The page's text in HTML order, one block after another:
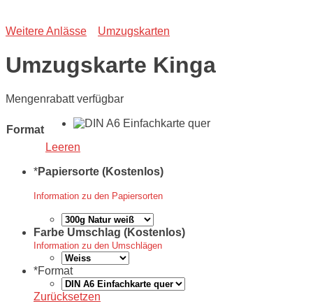
Weitere Anlässe Umzugskarten
Umzugskarte Kinga
Mengenrabatt verfügbar
Format
Leeren
*Papiersorte (Kostenlos)
Information zu den Papiersorten
Farbe Umschlag (Kostenlos)
Information zu den Umschlägen
*Format
Zurücksetzen